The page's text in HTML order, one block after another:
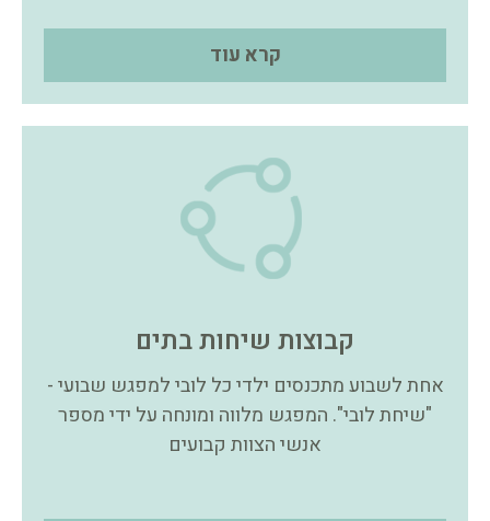
קרא עוד
קבוצות שיחות בתים
אחת לשבוע מתכנסים ילדי כל לובי למפגש שבועי -
"שיחת לובי". המפגש מלווה ומונחה על ידי מספר
אנשי הצוות קבועים